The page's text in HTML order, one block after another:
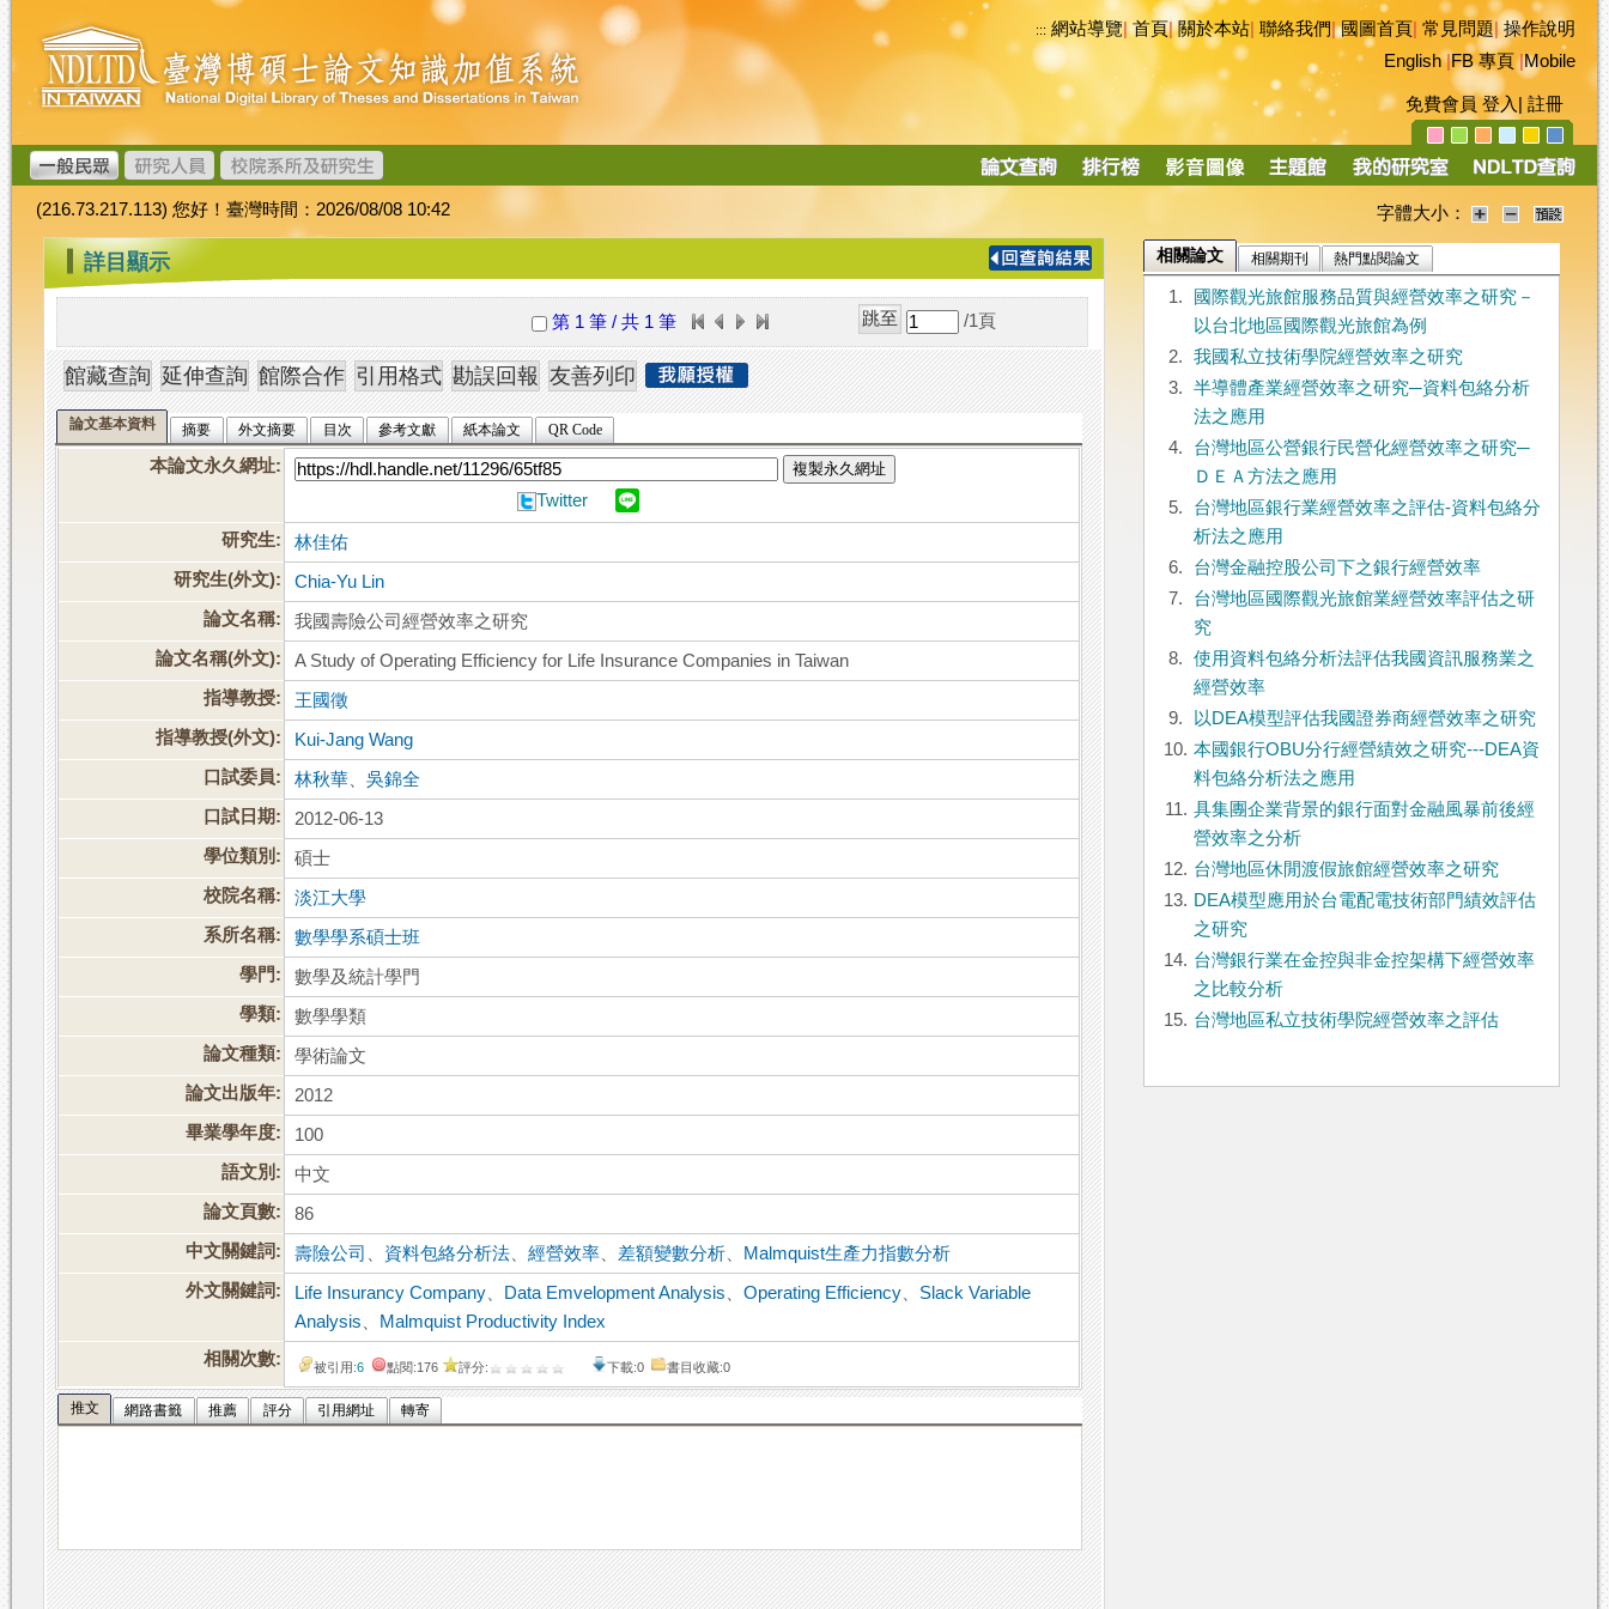
跳
到
主
要
內
容
臺
灣
博
碩
士
論
文
加
值
系
統
::: 網站導覽|首頁|關於本站 聯絡我們|國圖首頁 常見問題|操作說明
English|FB 專頁|Mobile
免費會員 登入 註冊
導
(216.73.217.113) 您好！臺灣時間：2026/08/08 10:42 字體大小：
::: 詳目顯示
第 1 筆 / 共 1 筆 /1 頁
論文基本資料 摘要 外文摘要 目次 參考文獻 紙本論文 QR Code
本論文永久網址: 複製永久網址
Twitter
研究生:
林佳佑
研究生(外文):
Chia-Yu Lin
論文名稱:
我國壽險公司經營效率之研究
論文名稱(外文):
A Study of Operating Efficiency for Life Insurance Companies in Taiwan
指導教授:
王國徵
指導教授(外文):
Kui-Jang Wang
口試委員:
林秋華 、吳錦全
口試日期:
2012-06-13
學位類別:
碩士
校院名稱:
淡江大學
系所名稱:
數學學系碩士班
學門:
數學及統計學門
學類:
數學學類
論文種類:
學術論文
論文出版年:
2012
畢業學年度:
100
語文別:
中文
論文頁數:
86
中文關鍵詞:
壽險公司 資料包絡分析法 、經營效率 差額變數分析
Malmquist生產力指數分析
外文關鍵詞:
Life Insurancy Company Data Emvelopment Analysis 、Operating Efficiency
Slack Variable
Analysis
Malmquist Productivity Index
相關次數:
被引用:6 點閱:176 評分: 下載:0 書目收藏:0
推文 網路書籤 推薦 評分 引用網址 轉寄
相關論文 相關期刊 熱門點閱論文
1.
國際觀光旅館服務品質與經營效率之研究－
以台北地區國際觀光旅館為例
2.
我國私立技術學院經營效率之研究
3.
半導體產業經營效率之研究─資料包絡分析
法之應用
4.
台灣地區公營銀行民營化經營效率之研究─
ＤＥＡ方法之應用
5.
台灣地區銀行業經營效率之評估-資料包絡分
析法之應用
6.
台灣金融控股公司下之銀行經營效率
7.
台灣地區國際觀光旅館業經營效率評估之研
究
8.
使用資料包絡分析法評估我國資訊服務業之
經營效率
9.
以DEA模型評估我國證券商經營效率之研究
10. 本國銀行OBU分行經營績效之研究---DEA資
料包絡分析法之應用
11. 具集團企業背景的銀行面對金融風暴前後經
營效率之分析
12. 台灣地區休閒渡假旅館經營效率之研究
13. DEA模型應用於台電配電技術部門績效評估
之研究
14. 台灣銀行業在金控與非金控架構下經營效率
之比較分析
15. 台灣地區私立技術學院經營效率之評估